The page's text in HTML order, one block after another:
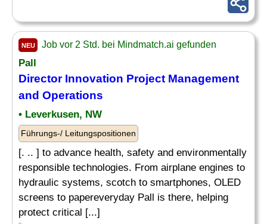
NEU Job vor 2 Std. bei Mindmatch.ai gefunden
Pall
DirectorInnovation Project Management
and Operations
• Leverkusen, NW
Führungs-/ Leitungspositionen
[. .. ] to advance health, safety and environmentally
responsible technologies. From airplane engines to
hydraulic systems, scotch to smartphones, OLED
screens to papereveryday Pall is there, helping
protect critical [...]